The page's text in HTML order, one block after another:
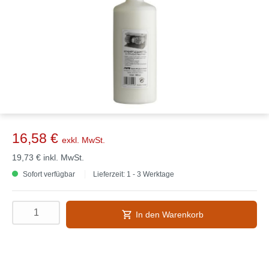
16,58 € exkl. MwSt.
19,73 € inkl. MwSt.
Sofort verfügbar Lieferzeit: 1 - 3 Werktage
In den Warenkorb